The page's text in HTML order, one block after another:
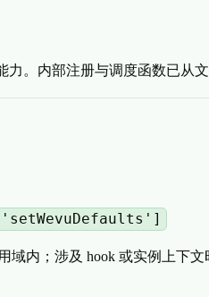
。内部注册与调度函数已从
域内；涉及 hook 或实例上下